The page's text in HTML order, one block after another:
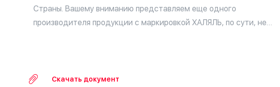
Страны. Вашему вниманию представляем еще одного
производителя продукции с маркировкой ХАЛЯЛЬ, по сути, не
Скачать документ